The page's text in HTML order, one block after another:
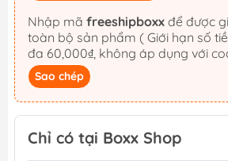
Nhập mã freeshipboxx
toàn bộ sản phẩm ( Giới hạn số
đa 60,000₫, không áp dụng với
Sao chép
Chỉ có tại Boxx Shop